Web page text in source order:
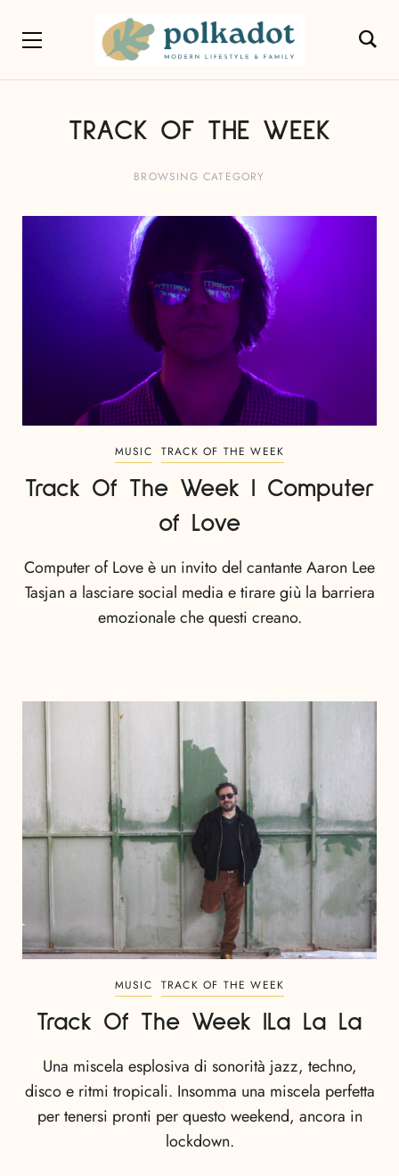
TRACK OF THE WEEK
BROWSING CATEGORY
MUSIC TRACK OF THE WEEK
Track Of The Week | Computer
of Love
Computer of Love è un invito del cantante Aaron Lee
Tasjan a lasciare social media e tirare giù la barriera
emozionale che questi creano.
MUSIC TRACK OF THE WEEK
Track Of The Week |La La La
Una miscela esplosiva di sonorità jazz, techno,
disco e ritmi tropicali. Insomma una miscela perfetta
per tenersi pronti per questo weekend, ancora in
lockdown.